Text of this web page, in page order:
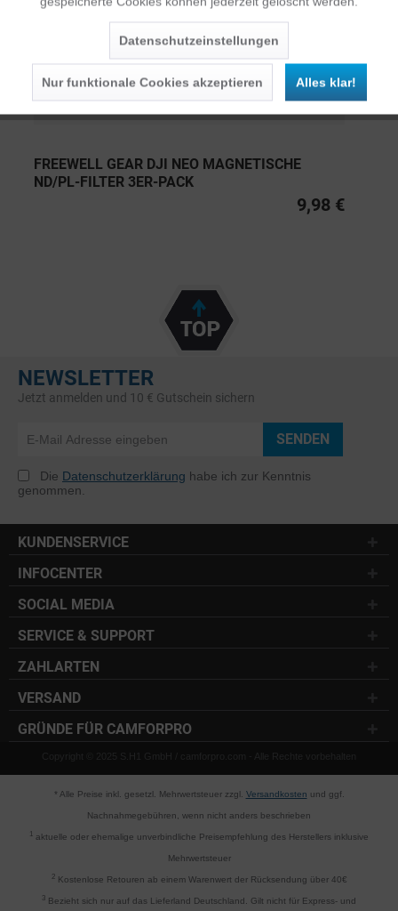
FREEWELL GEAR DJI NEO MAGNETISCHE
ND/PL-FILTER 3ER-PACK
9,98 €
NEWSLETTER
Jetzt anmelden und 10 € Gutschein sichern
SENDEN
Die Datenschutzerklärung habe ich zur Kenntnis
genommen.
KUNDENSERVICE
INFOCENTER
SOCIAL MEDIA
SERVICE & SUPPORT
ZAHLARTEN
VERSAND
GRÜNDE FÜR CAMFORPRO
Copyright © 2025 S.H1 GmbH / camforpro.com - Alle Rechte vorbehalten
* Alle Preise inkl. gesetzl. Mehrwertsteuer zzgl. Versandkosten und ggf.
Nachnahmegebühren, wenn nicht anders beschrieben
aktuelle oder ehemalige unverbindliche Preisempfehlung des Herstellers inklusive
Mehrwertsteuer
2Kostenlose Retouren ab einem Warenwert der Rücksendung über 40€
3 Bezieht sich nur auf das Lieferland Deutschland. Gilt nicht für Express- und
Service Inaktiv
Datenschutzeinstellungen
Nur funktionale Cookies akzeptieren Alles klar!